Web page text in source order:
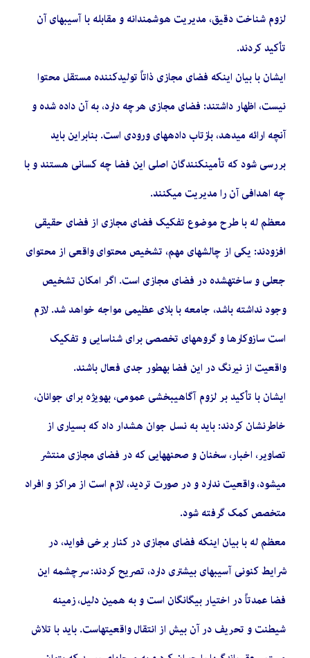
لزوم شناخت دقیق، مدیریت هوشمندانه و مقابله با آسیبهای آن
تأکید کردند.
ایشان با بیان اینکه فضای مجازی ذاتاً تولیدکننده مستقل محتوا
نیست، اظهار داشتند: فضای مجازی هرچه دارد، به آن داده شده و
آنچه ارائه میدهد، بازتاب دادههای ورودی است. بنابراین باید
بررسی شود که تأمینکنندگان اصلی این فضا چه کسانی هستند و با
چه اهدافی آن را مدیریت میکنند.
معظم له با طرح موضوع تفکیک فضای مجازی از فضای حقیقی
افزودند: یکی از چالشهای مهم، تشخیص محتوای واقعی از محتوای
جعلی و ساختهشده در فضای مجازی است. اگر امکان تشخیص
وجود نداشته باشد، جامعه با بلای عظیمی مواجه خواهد شد. لازم
است سازوکارها و گروههای تخصصی برای شناسایی و تفکیک
واقعیت از نیرنگ در این فضا بهطور جدی فعال باشند.
ایشان با تأکید بر لزوم آگاهیبخشی عمومی، بهویژه برای جوانان،
خاطرنشان کردند: باید به نسل جوان هشدار داد که بسیاری از
تصاویر، اخبار، سخنان و صحنههایی که در فضای مجازی منتشر
میشود، واقعیت ندارد و در صورت تردید، لازم است از مراکز و افراد
متخصص کمک گرفته شود.
معظم له با بیان اینکه فضای مجازی در کنار برخی فواید، در
شرایط کنونی آسیبهای بیشتری دارد، تصریح کردند: سرچشمه این
فضا عمدتاً در اختیار بیگانگان است و به همین دلیل، زمینه
شیطنت و تحریف در آن بیش از انتقال واقعیتهاست. باید با تلاش